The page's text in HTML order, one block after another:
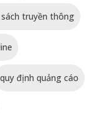
truyền thông
quy định quảng cáo